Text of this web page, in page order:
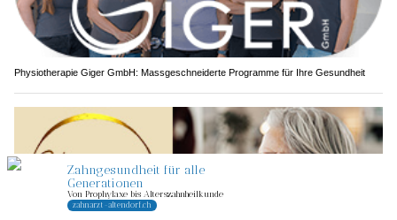
Physiotherapie Giger GmbH: Massgeschneiderte Programme für Ihre Gesundheit